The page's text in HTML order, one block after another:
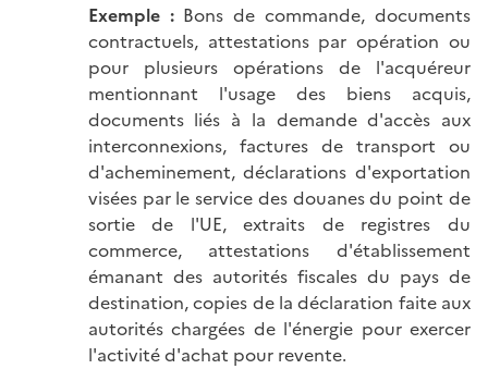
Exemple :Bons de commande, documents
contractuels, attestations par opération ou
pour plusieurs opérations de l'acquéreur
mentionnant l'usage des biens acquis,
documents liés à la demande d'accès aux
interconnexions, factures de transport ou
d'acheminement, déclarations d'exportation
visées par le service des douanes du point de
sortie de l'UE, extraits de registres du
commerce, attestations d'établissement
émanant des autorités fiscales du pays de
destination, copies de la déclaration faite aux
autorités chargées de l'énergie pour exercer
l'activité d'achat pour revente.